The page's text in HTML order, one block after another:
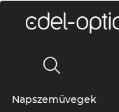
Napszemüvegek